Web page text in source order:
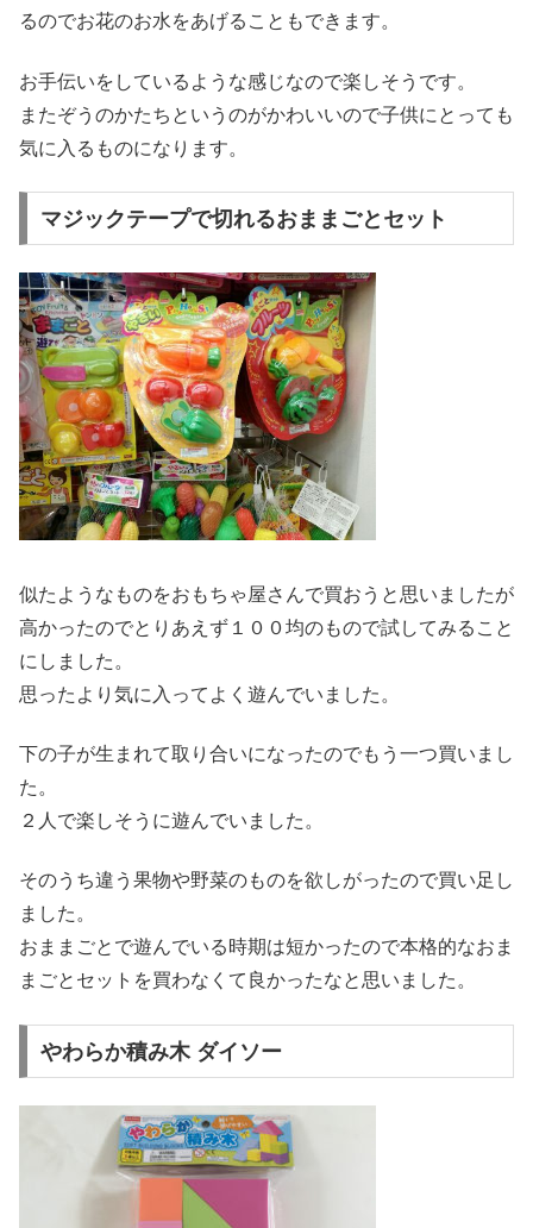
るのでお花のお水をあげることもできます。
お手伝いをしているような感じなので楽しそうです。
またぞうのかたちというのがかわいいので子供にとっても
気に入るものになります。
マジックテープで切れるおままごとセット
似たようなものをおもちゃ屋さんで買おうと思いましたが
高かったのでとりあえず１００均のもので試してみること
にしました。
思ったより気に入ってよく遊んでいました。
下の子が生まれて取り合いになったのでもう一つ買いまし
た。
２人で楽しそうに遊んでいました。
そのうち違う果物や野菜のものを欲しがったので買い足し
ました。
おままごとで遊んでいる時期は短かったので本格的なおま
まごとセットを買わなくて良かったなと思いました。
やわらか積み木 ダイソー